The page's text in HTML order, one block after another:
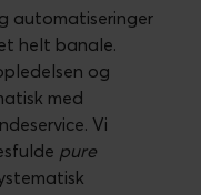
svartid er inden
helt efter
Problemet
alene et hurtigt